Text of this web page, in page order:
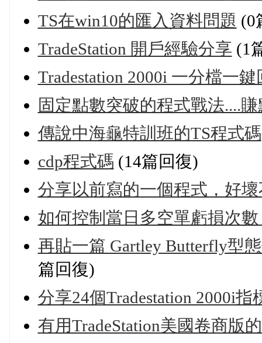
TS在win10的匯入資料問題 (0
TradeStation 開戶經驗分享 (1
Tradestation 2000i 一分檔一
固定點數突破的程式戰法....賺
傳說中海龜特訓班的TS程式碼
cdp程式碼 (14篇回復)
分享以前寫的一個程式，好
如何控制當日多空單虧損次
再貼一篇 Gartley Butterfly型
篇回復)
分享24個Tradestation 2000i指
有用TradeStation美國卷商版